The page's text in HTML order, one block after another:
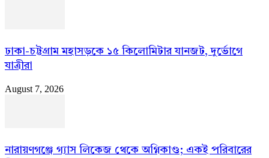
ঢাকা-চট্টগ্রাম মহাসড়কে ১৫ কিলোমিটার যানজট, দুর্ভোগে
যাত্রীরা
August 7, 2026
নারায়ণগঞ্জে গ্যাস লিকেজ থেকে অগ্নিকাণ্ড; একই পরিবারের